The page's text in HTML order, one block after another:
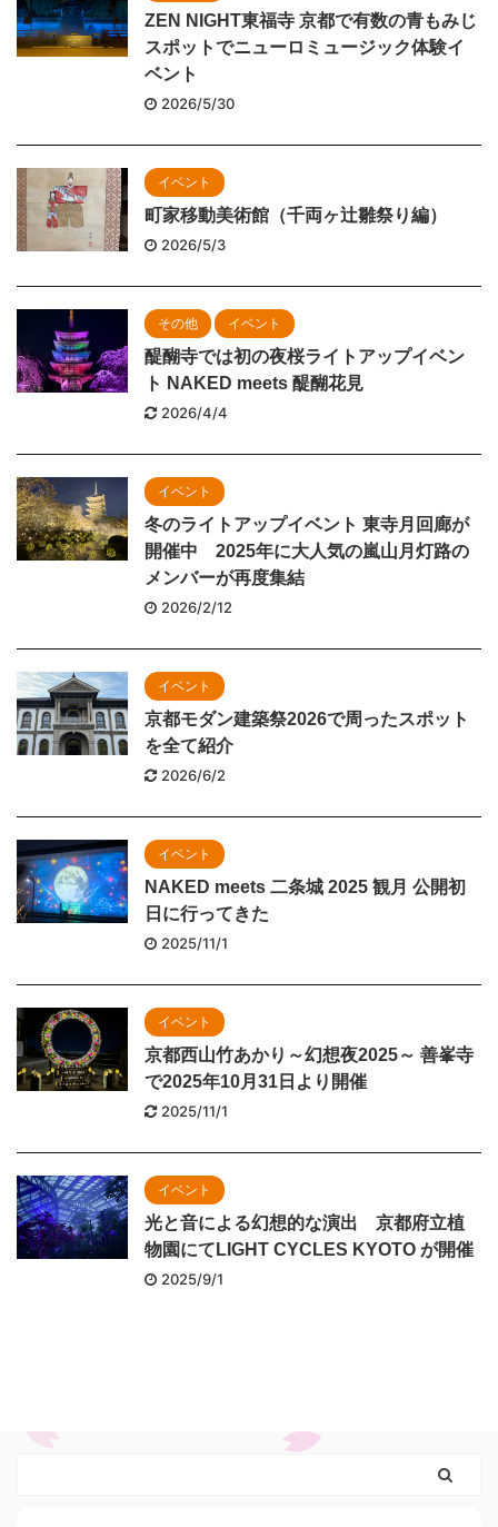
ZEN NIGHT東福寺 京都で有数の青もみじ
スポットでニューロミュージック体験イ
ベント
2026/5/30
イベント
町家移動美術館（千両ヶ辻雛祭り編）
2026/5/3
その他 イベント
醍醐寺では初の夜桜ライトアップイベン
ト NAKED meets 醍醐花見
2026/4/4
イベント
冬のライトアップイベント 東寺月回廊が
開催中 2025年に大人気の嵐山月灯路の
メンバーが再度集結
2026/2/12
イベント
京都モダン建築祭2026で周ったスポット
を全て紹介
2026/6/2
イベント
NAKED meets 二条城 2025 観月 公開初
日に行ってきた
2025/11/1
イベント
京都西山竹あかり～幻想夜2025～ 善峯寺
で2025年10月31日より開催
2025/11/1
イベント
光と音による幻想的な演出 京都府立植
物園にてLIGHT CYCLES KYOTO が開催
2025/9/1